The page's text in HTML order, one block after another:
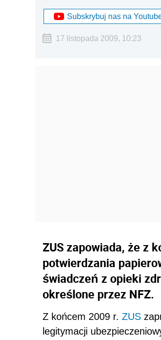
Subskrybuj nas na
17 listopada 2009, 10:23
ZUS zapowiada, że z
potwierdzania
świadczeń z opieki
określone przez NFZ.
Z końcem 2009 r. ZUS
legitymacji